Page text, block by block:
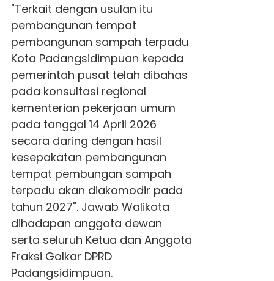
"Terkait dengan usulan itu
pembangunan tempat
pembangunan sampah terpadu
Kota Padangsidimpuan kepada
pemerintah pusat telah dibahas
pada konsultasi regional
kementerian pekerjaan umum
pada tanggal 14 April 2026
secara daring dengan hasil
kesepakatan pembangunan
tempat pembungan sampah
terpadu akan diakomodir pada
tahun 2027". Jawab Walikota
dihadapan anggota dewan
serta seluruh Ketua dan Anggota
Fraksi Golkar DPRD
Padangsidimpuan.